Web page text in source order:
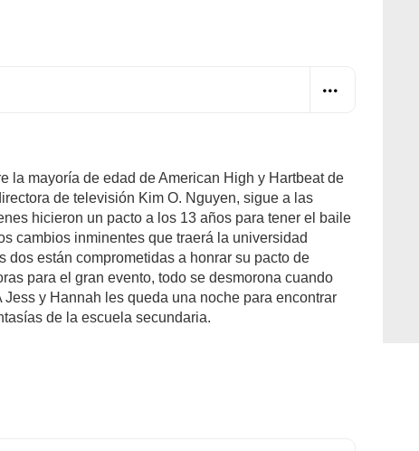
la mayoría de edad de American High y Hartbeat de
de televisión Kim O. Nguyen, sigue a las
hicieron un pacto a los 13 años para tener el baile
cambios inminentes que traerá la universidad
dos están comprometidas a honrar su pacto de
para el gran evento, todo se desmorona cuando
y Hannah les queda una noche para encontrar
de la escuela secundaria.